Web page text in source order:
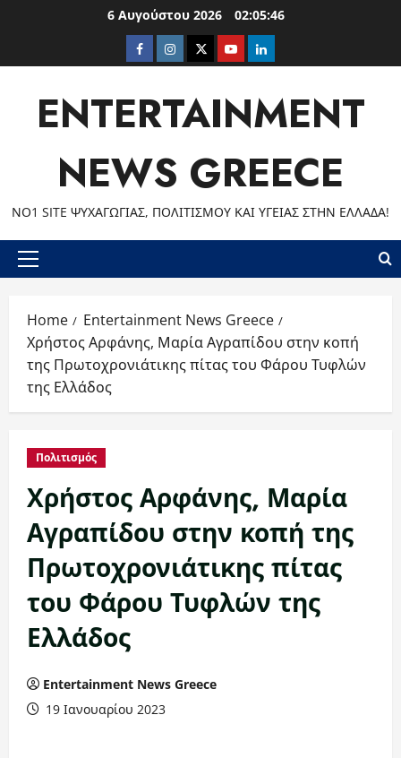
6 Αυγούστου 2026 02:05:47
Facebook
Instagram
TwitterYoutubeLinkedIn
ENTERTAINMENT
NEWS GREECE
ΝΟ1 SITE ΨΥΧΑΓΩΓΊΑΣ, ΠΟΛΙΤΙΣΜΟΎ ΚΑΙ ΥΓΕΊΑΣ ΣΤΗΝ ΕΛΛΆΔΑ!
Primary
Home
Entertainment News Greece
Χρήστος Αρφάνης, Μαρία Αγραπίδου στην κοπή
της Πρωτοχρονιάτικης πίτας του Φάρου Τυφλών
της Ελλάδος
Πολιτισμός
Χρήστος Αρφάνης, Μαρία
Αγραπίδου στην κοπή της
Πρωτοχρονιάτικης πίτας
του Φάρου Τυφλών της
Ελλάδος
Entertainment News Greece
19 Ιανουαρίου 2023